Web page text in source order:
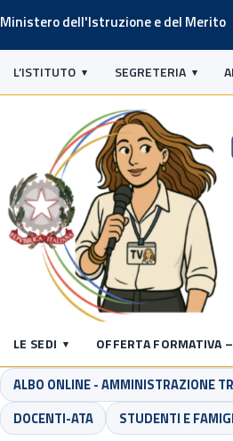
Ministero dell'Istruzione e del Merito
L’ISTITUTO SEGRETERIA
LE SEDI OFFERTA FORMATIVA
ALBO ONLINE - AMMINISTRAZIONE
DOCENTI-ATA
STUDENTI E